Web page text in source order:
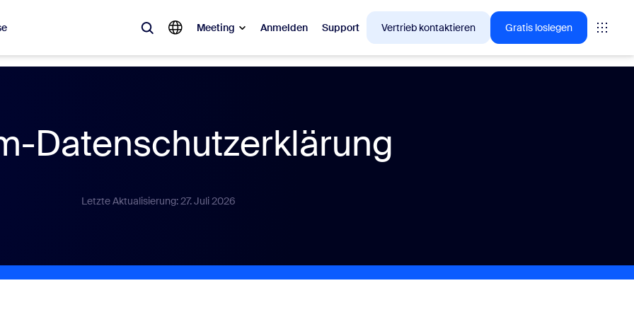
Meeting Anmelden Support Vertrieb kontaktieren Gratis loslegen
Meetings
Datenschutzerklärung
Letzte Aktualisierung: 27. Juli 2026